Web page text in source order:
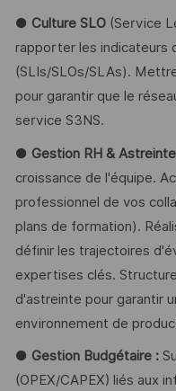
● Culture SLO (Service
rapporter les indicateurs
(SLIs/SLOs/SLAs).
pour garantir que le
service S3NS.
● Gestion RH &
croissance de l'équipe.
professionnel de vos
plans de formation).
définir les trajectoires
expertises clés.
d'astreinte pour garantir
environnement de
● Gestion Budgétaire :
(OPEX/CAPEX) liés aux